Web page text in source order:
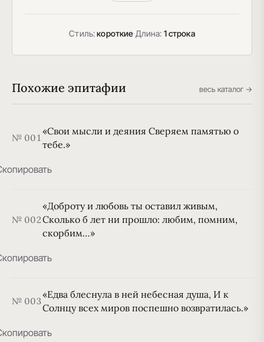
Стиль:короткие·Длина: 1 строка
Похожие эпитафии весь каталог →
№ 001
«Свои мысли и деяния Сверяем памятью о
тебе.»
№ 002
«Доброту и любовь ты оставил живым,
Сколько б лет ни прошло: любим, помним,
скорбим…»
№ 003
«Едва блеснула в ней небесная душа, И к
Солнцу всех миров поспешно возвратилась.»